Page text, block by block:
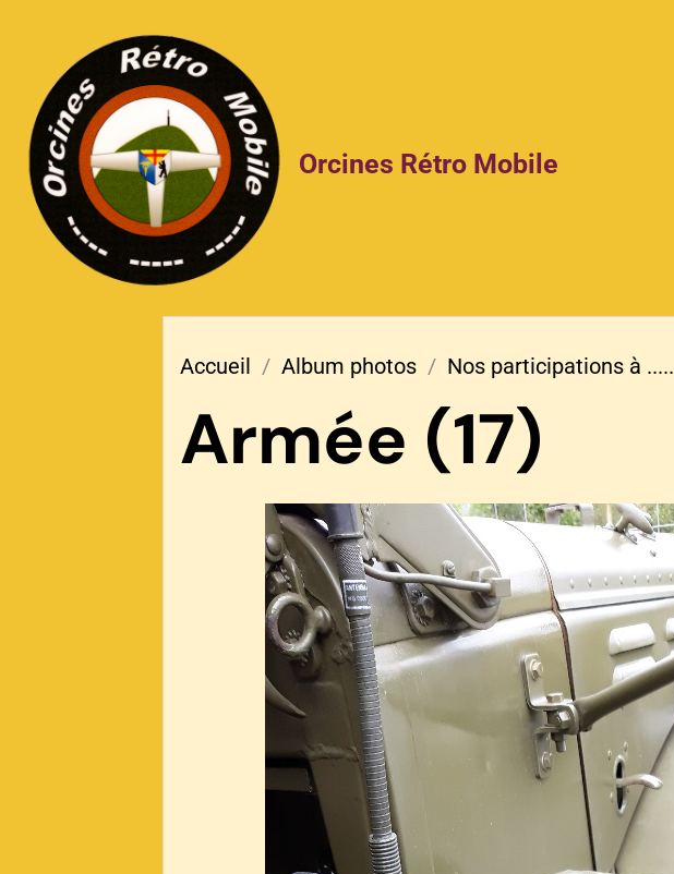
Orcines Rétro Mobile
Accueil Album photos Nos participations à .....
Armée (17)